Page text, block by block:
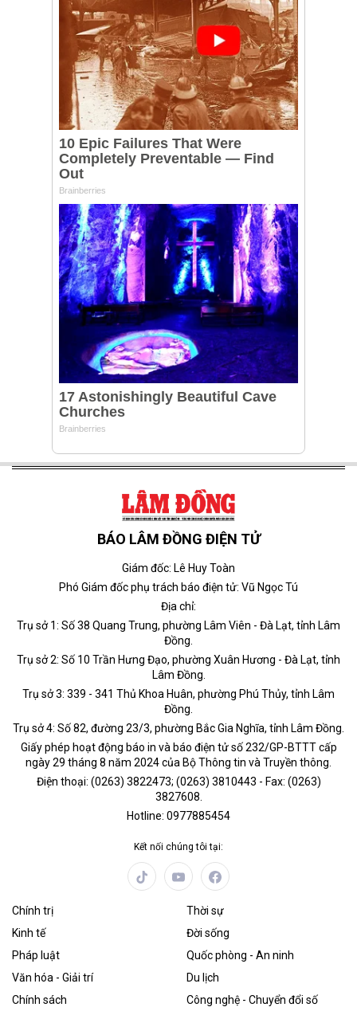
BÁO LÂM ĐỒNG ĐIỆN TỬ
Giám đốc: Lê Huy Toàn
Phó Giám đốc phụ trách báo điện tử: Vũ Ngọc Tú
Địa chỉ:
Trụ sở 1: Số 38 Quang Trung, phường Lâm Viên - Đà Lạt, tỉnh Lâm
Đồng.
Trụ sở 2: Số 10 Trần Hưng Đạo, phường Xuân Hương - Đà Lạt, tỉnh
Lâm Đồng.
Trụ sở 3: 339 - 341 Thủ Khoa Huân, phường Phú Thủy, tỉnh Lâm
Đồng.
Trụ sở 4: Số 82, đường 23/3, phường Bắc Gia Nghĩa, tỉnh Lâm Đồng.
Giấy phép hoạt động báo in và báo điện tử số 232/GP-BTTT cấp
ngày 29 tháng 8 năm 2024 của Bộ Thông tin và Truyền thông.
Điện thoại: (0263) 3822473; (0263) 3810443 - Fax: (0263)
3827608.
Hotline: 0977885454
Kết nối chúng tôi tại:
Chính trị
Thời sự
Kinh tế
Đời sống
Pháp luật
Quốc phòng - An ninh
Văn hóa - Giải trí
Du lịch
Chính sách
Công nghệ - Chuyển đổi số